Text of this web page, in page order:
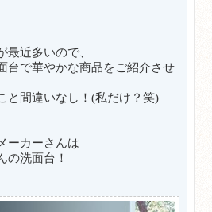
最近多いので、
台で華やかな商品をご紹介させ
と間違いなし！(私だけ？笑)
ーカーさんは
の洗面台！